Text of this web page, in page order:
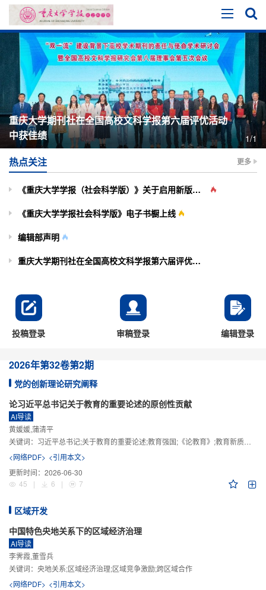
重庆大学期刊社在全国高校文科学报第六届评优活动
中获佳绩
1/1
热点关注 更多
《重庆大学学报（社会科学版）》关于启用新版投审稿系统的通知
《重庆大学学报社会科学版》电子书橱上线
编辑部声明
重庆大学期刊社在全国高校文科学报第六届评优活动中获佳绩
投稿登录 审稿登录 编辑登录
2026年第32卷第2期
党的创新理论研究阐释
论习近平总书记关于教育的重要论述的原创性贡献
AI导读
黄媛媛,蒲清平
关键词： 习近平总书记;关于教育的重要论述;教育强国;《论教育》;教育新质生产力;教育人工智能
<网络PDF> <引用本文>
更新时间： 2026-06-30
45
| 6 | 7
区域开发
中国特色央地关系下的区域经济治理
AI导读
李霁霞,董雪兵
关键词： 央地关系;区域经济治理;区域竞争激励;跨区域合作
<网络PDF> <引用本文>